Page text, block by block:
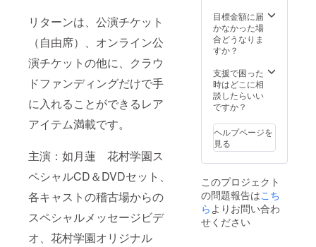
リターンは、公演チケット
（自由席）、オンライン公
演チケットの他に、クラウ
ドファンディングだけで手
に入れることができるレア
アイテム満載です。
主演：如月蓮 花村学園ス
ペシャルCD＆DVDセット、
各キャストの稽古場からの
スペシャルメッセージビデ
オ、花村学園オリジナル
な価格
になっ
ていま
のリ
ターン
詳細
は、
リター
説明に
準じま
す
詳細
は、
個々の
説明に
準じま
す
ていま
す ■ご
注意 ・
トを備
考欄に
必ずご
記入下
・推し
キャス
トがい
ない場
は、な
しとご
記入下
さい ・
それぞ
ちら。
お得な
セット
です。
価
13,000
円分の
セット
な価格
になっ
ていま
す ■ご
それぞ
れのリ
ターン
詳細
は、
式、
パー
ティ、
イベン
活用下
さい ・
1ステー
ジ当た
キャス
トは5名
前後で
す。ス
ジュー
ルは3ヶ
月前に
確定頂
くこと
目標金額に届
かなかった場
合どうなりま
すか？
支援で困った
時はどこに相
談したらいい
ですか？
ヘルプページを
見る
このプロジェクト
の問題報告はこち
ら よりお問い合わ
せください